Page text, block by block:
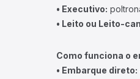
• Executivo:
• Leito ou Leito-
Como funciona o
• Embarque direto: